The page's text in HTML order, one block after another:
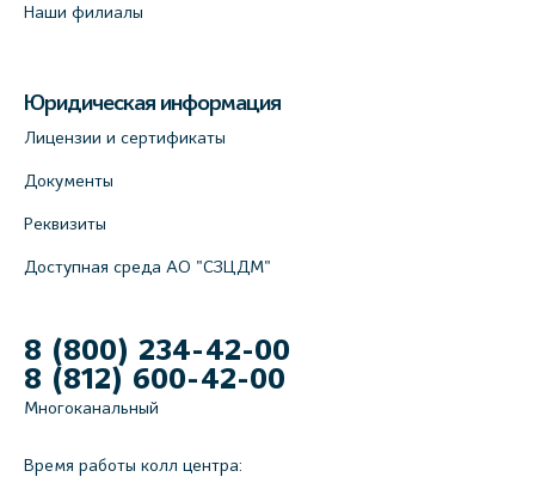
Наши филиалы
Юридическая информация
Лицензии и сертификаты
Документы
Реквизиты
Доступная среда АО "СЗЦДМ"
8 (800) 234-42-00
8 (812) 600-42-00
Многоканальный
Время работы колл центра: